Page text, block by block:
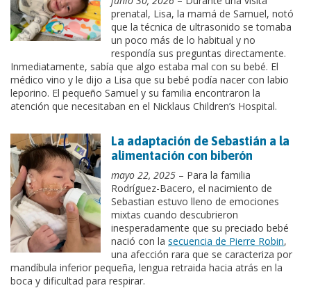
prenatal, Lisa, la mamá de Samuel, notó
que la técnica de ultrasonido se tomaba
un poco más de lo habitual y no
respondía sus preguntas directamente.
Inmediatamente, sabía que algo estaba mal con su bebé. El
médico vino y le dijo a Lisa que su bebé podía nacer con labio
leporino. El pequeño Samuel y su familia encontraron la
atención que necesitaban en el Nicklaus Children’s Hospital.
La adaptación de Sebastián a la
alimentación con biberón
mayo 22, 2025 – Para la familia
Rodríguez-Bacero, el nacimiento de
Sebastian estuvo lleno de emociones
mixtas cuando descubrieron
inesperadamente que su preciado bebé
nació con la secuencia de Pierre Robin,
una afección rara que se caracteriza por
mandíbula inferior pequeña, lengua retraida hacia atrás en la
boca y dificultad para respirar.